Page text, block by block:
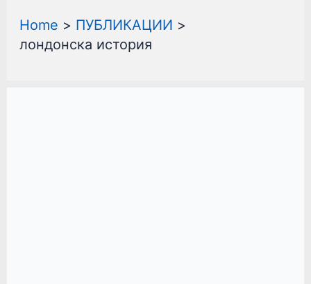
Home
ПУБЛИКАЦИИ
лондонска история